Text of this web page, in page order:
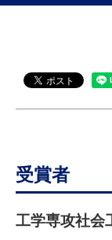
国際交流
アクセス
受賞者
工学専攻社